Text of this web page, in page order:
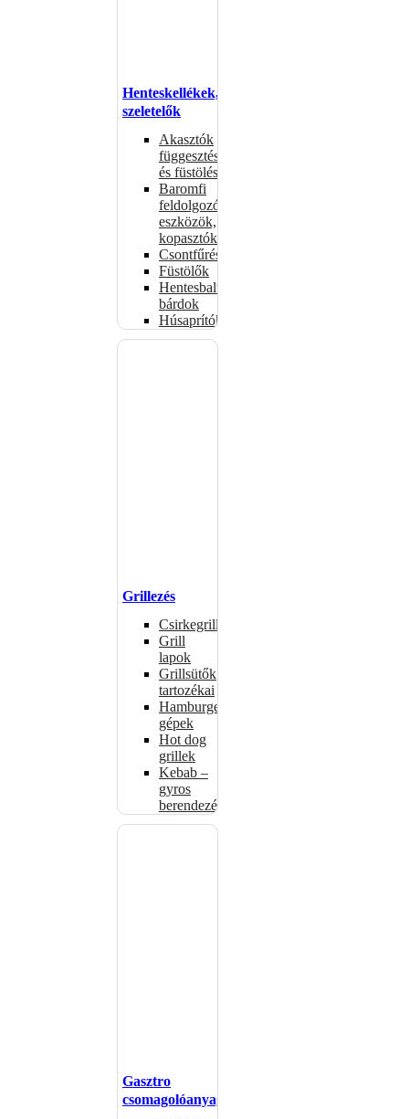
Henteskellékek,
szeletelők
Akasztók
függesztéshez
és füstöléshez
Baromfi
feldolgozó
eszközök,
kopasztók
Csontfűrészek
Füstölők
Hentesbalták,
bárdok
Húsaprítók
Grillezés
Csirkegrillek
Grill
lapok
Grillsütők
tartozékai
Hamburgerformázó
gépek
Hot dog
grillek
Kebab –
gyros
berendezés
Gasztro
csomagolóanyagok